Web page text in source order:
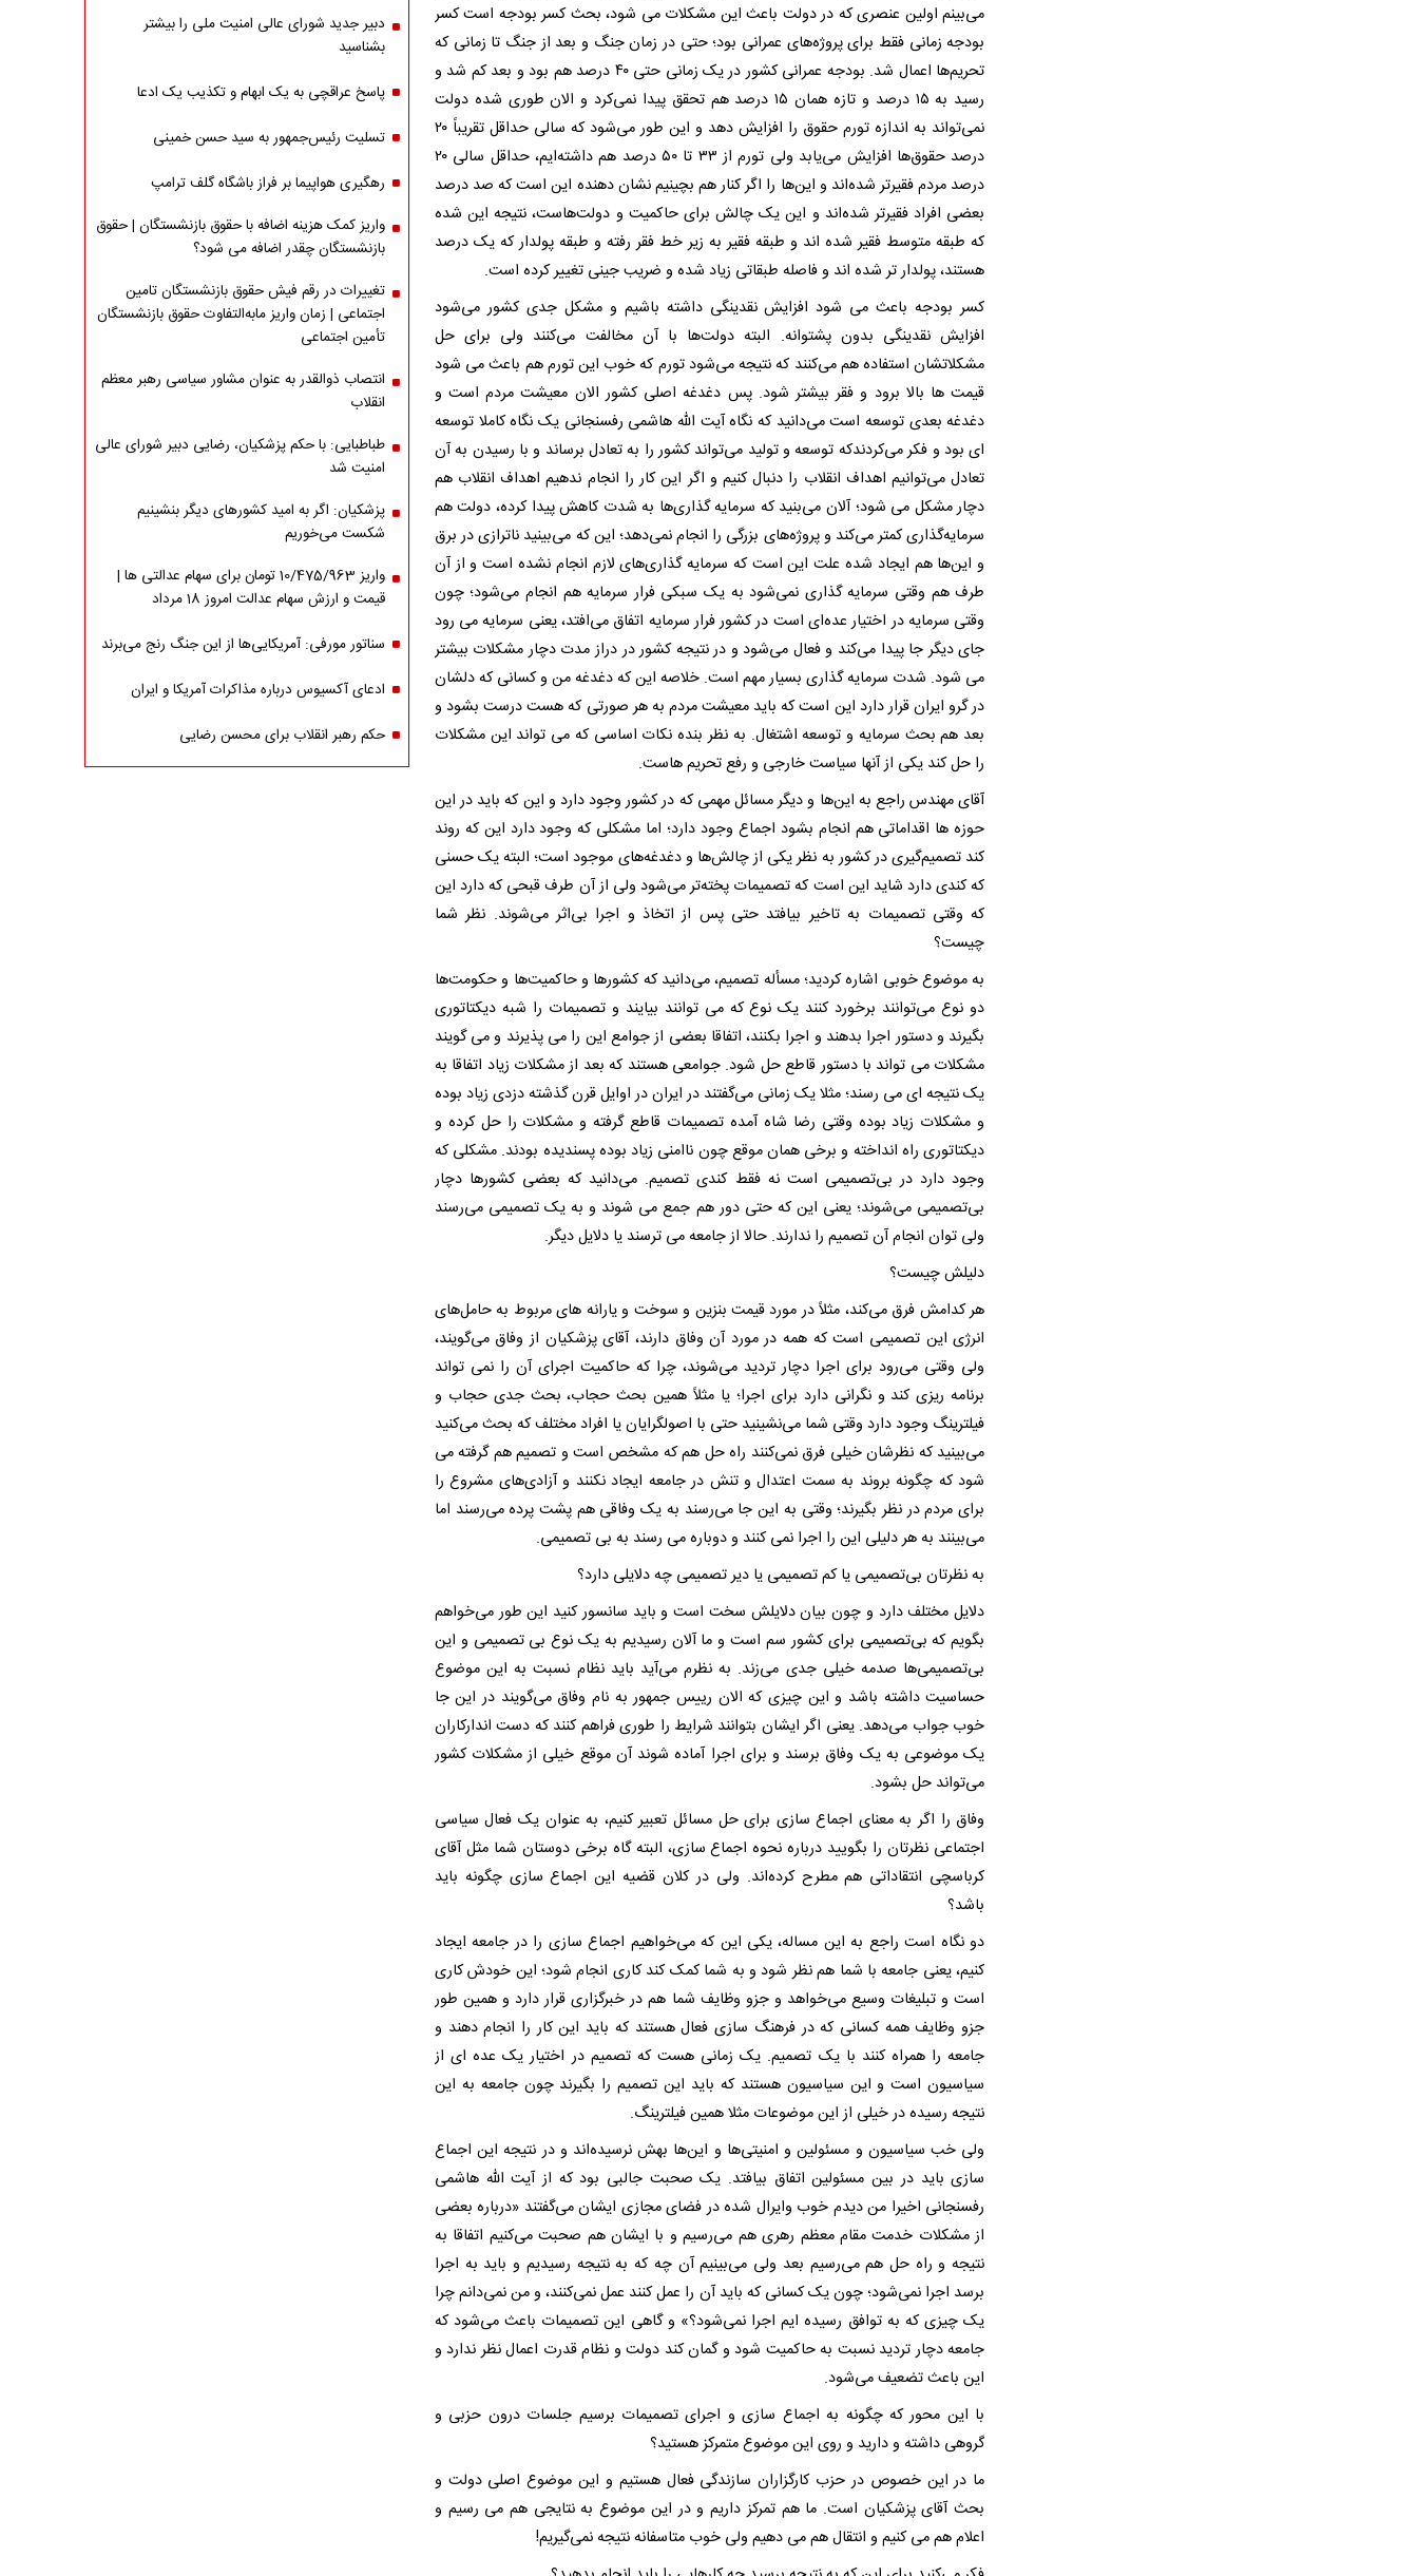
می‌بینم اولین عنصری که در دولت باعث این مشکلات می شود، بحث کسر بودجه است کسر
بودجه زمانی فقط برای پروژه‌های عمرانی بود؛ حتی در زمان جنگ و بعد از جنگ تا زمانی که
تحریم‌ها اعمال شد. بودجه عمرانی کشور در یک زمانی حتی ۴۰ درصد هم بود و بعد کم شد و
رسید به ۱۵ درصد و تازه همان ۱۵ درصد هم تحقق پیدا نمی‌کرد و الان طوری شده دولت
نمی‌تواند به اندازه تورم حقوق را افزایش دهد و این طور می‌شود که سالی حداقل تقریباً ۲۰
درصد حقوق‌ها افزایش می‌یابد ولی تورم از ۳۳ تا ۵۰ درصد هم داشته‌ایم، حداقل سالی ۲۰
درصد مردم فقیرتر شده‌اند و این‌ها را اگر کنار هم بچینیم نشان دهنده این است که صد درصد
بعضی افراد فقیرتر شده‌اند و این یک چالش برای حاکمیت و دولت‌هاست، نتیجه این شده
که طبقه متوسط فقیر شده اند و طبقه فقیر به زیر خط فقر رفته و طبقه پولدار که یک درصد
هستند، پولدار تر شده اند و فاصله طبقاتی زیاد شده و ضریب جینی تغییر کرده است.
کسر بودجه باعث می شود افزایش نقدینگی داشته باشیم و مشکل جدی کشور می‌شود
افزایش نقدینگی بدون پشتوانه. البته دولت‌ها با آن مخالفت می‌کنند ولی برای حل
مشکلاتشان استفاده هم می‌کنند که نتیجه می‌شود تورم که خوب این تورم هم باعث می شود
قیمت ها بالا برود و فقر بیشتر شود. پس دغدغه اصلی کشور الان معیشت مردم است و
دغدغه بعدی توسعه است می‌دانید که نگاه آیت الله هاشمی رفسنجانی یک نگاه کاملا توسعه
ای بود و فکر می‌کردندکه توسعه و تولید می‌تواند کشور را به تعادل برساند و با رسیدن به آن
تعادل می‌توانیم اهداف انقلاب را دنبال کنیم و اگر این کار را انجام ندهیم اهداف انقلاب هم
دچار مشکل می شود؛ آلان می‌بنید که سرمایه گذاری‌ها به شدت کاهش پیدا کرده، دولت هم
سرمایه‌گذاری کمتر می‌کند و پروژه‌های بزرگی را انجام نمی‌دهد؛ این که می‌بینید ناترازی در برق
و این‌ها هم ایجاد شده علت این است که سرمایه گذاری‌های لازم انجام نشده است و از آن
طرف هم وقتی سرمایه گذاری نمی‌شود به یک سبکی فرار سرمایه هم انجام می‌شود؛ چون
وقتی سرمایه در اختیار عده‌ای است در کشور فرار سرمایه اتفاق می‌افتد، یعنی سرمایه می رود
جای دیگر جا پیدا می‌کند و فعال می‌شود و در نتیجه کشور در دراز مدت دچار مشکلات بیشتر
می شود. شدت سرمایه گذاری بسیار مهم است. خلاصه این که دغدغه من و کسانی که دلشان
در گرو ایران قرار دارد این است که باید معیشت مردم به هر صورتی که هست درست بشود و
بعد هم بحث سرمایه و توسعه اشتغال. به نظر بنده نکات اساسی که می تواند این مشکلات
را حل کند یکی از آنها سیاست خارجی و رفع تحریم هاست.
آقای مهندس راجع به این‌ها و دیگر مسائل مهمی که در کشور وجود دارد و این که باید در این
حوزه ها اقداماتی هم انجام بشود اجماع وجود دارد؛ اما مشکلی که وجود دارد این که روند
کند تصمیم‌گیری در کشور به نظر یکی از چالش‌ها و دغدغه‌های موجود است؛ البته یک حسنی
که کندی دارد شاید این است که تصمیمات پخته‌تر می‌شود ولی از آن طرف قبحی که دارد این
که وقتی تصمیمات به تاخیر بیافتد حتی پس از اتخاذ و اجرا بی‌اثر می‌شوند. نظر شما
چیست؟
به موضوع خوبی اشاره کردید؛ مسأله تصمیم، می‌دانید که کشورها و حاکمیت‌ها و حکومت‌ها
دو نوع می‌توانند برخورد کنند یک نوع که می توانند بیایند و تصمیمات را شبه دیکتاتوری
بگیرند و دستور اجرا بدهند و اجرا بکنند، اتفاقا بعضی از جوامع این را می پذیرند و می گویند
مشکلات می تواند با دستور قاطع حل شود. جوامعی هستند که بعد از مشکلات زیاد اتفاقا به
یک نتیجه ای می رسند؛ مثلا یک زمانی می‌گفتند در ایران در اوایل قرن گذشته دزدی زیاد بوده
و مشکلات زیاد بوده وقتی رضا شاه آمده تصمیمات قاطع گرفته و مشکلات را حل کرده و
دیکتاتوری راه انداخته و برخی همان موقع چون ناامنی زیاد بوده پسندیده بودند. مشکلی که
وجود دارد در بی‌تصمیمی است نه فقط کندی تصمیم. می‌دانید که بعضی کشورها دچار
بی‌تصمیمی می‌شوند؛ یعنی این که حتی دور هم جمع می شوند و به یک تصمیمی می‌رسند
ولی توان انجام آن تصمیم را ندارند. حالا از جامعه می ترسند یا دلایل دیگر.
دلیلش چیست؟
هر کدامش فرق می‌کند، مثلاً در مورد قیمت بنزین و سوخت و یارانه های مربوط به حامل‌های
انرژی این تصمیمی است که همه در مورد آن وفاق دارند، آقای پزشکیان از وفاق می‌گویند،
ولی وقتی می‌رود برای اجرا دچار تردید می‌شوند، چرا که حاکمیت اجرای آن را نمی تواند
برنامه ریزی کند و نگرانی دارد برای اجرا؛ یا مثلاً همین بحث حجاب، بحث جدی حجاب و
فیلترینگ وجود دارد وقتی شما می‌نشینید حتی با اصولگرایان یا افراد مختلف که بحث می‌کنید
می‌بینید که نظرشان خیلی فرق نمی‌کنند راه حل هم که مشخص است و تصمیم هم گرفته می
شود که چگونه بروند به سمت اعتدال و تنش در جامعه ایجاد نکنند و آزادی‌های مشروع را
برای مردم در نظر بگیرند؛ وقتی به این جا می‌رسند به یک وفاقی هم پشت پرده می‌رسند اما
می‌بینند به هر دلیلی این را اجرا نمی کنند و دوباره می رسند به بی تصمیمی.
به نظرتان بی‌تصمیمی یا کم تصمیمی یا دیر تصمیمی چه دلایلی دارد؟
دلایل مختلف دارد و چون بیان دلایلش سخت است و باید سانسور کنید این طور می‌خواهم
بگویم که بی‌تصمیمی برای کشور سم است و ما آلان رسیدیم به یک نوع بی تصمیمی و این
بی‌تصمیمی‌ها صدمه خیلی جدی می‌زند. به نظرم می‌آید باید نظام نسبت به این موضوع
حساسیت داشته باشد و این چیزی که الان رییس جمهور به نام وفاق می‌گویند در این جا
خوب جواب می‌دهد. یعنی اگر ایشان بتوانند شرایط را طوری فراهم کنند که دست اندارکاران
یک موضوعی به یک وفاق برسند و برای اجرا آماده شوند آن موقع خیلی از مشکلات کشور
می‌تواند حل بشود.
وفاق را اگر به معنای اجماع سازی برای حل مسائل تعبیر کنیم، به عنوان یک فعال سیاسی
اجتماعی نظرتان را بگویید درباره نحوه اجماع سازی، البته گاه برخی دوستان شما مثل آقای
کرباسچی انتقاداتی هم مطرح کرده‌اند. ولی در کلان قضیه این اجماع سازی چگونه باید
باشد؟
دو نگاه است راجع به این مساله، یکی این که می‌خواهیم اجماع سازی را در جامعه ایجاد
کنیم، یعنی جامعه با شما هم نظر شود و به شما کمک کند کاری انجام شود؛ این خودش کاری
است و تبلیغات وسیع می‌خواهد و جزو وظایف شما هم در خبرگزاری قرار دارد و همین طور
جزو وظایف همه کسانی که در فرهنگ سازی فعال هستند که باید این کار را انجام دهند و
جامعه را همراه کنند با یک تصمیم. یک زمانی هست که تصمیم در اختیار یک عده ای از
سیاسیون است و این سیاسیون هستند که باید این تصمیم را بگیرند چون جامعه به این
نتیجه رسیده در خیلی از این موضوعات مثلا همین فیلترینگ.
ولی خب سیاسیون و مسئولین و امنیتی‌ها و این‌ها بهش نرسیده‌اند و در نتیجه این اجماع
سازی باید در بین مسئولین اتفاق بیافتد. یک صحبت جالبی بود که از آیت الله هاشمی
رفسنجانی اخیرا من دیدم خوب وایرال شده در فضای مجازی ایشان می‌گفتند «درباره بعضی
از مشکلات خدمت مقام معظم رهری هم می‌رسیم و با ایشان هم صحبت می‌کنیم اتفاقا به
نتیجه و راه حل هم می‌رسیم بعد ولی می‌بینیم آن چه که به نتیجه رسیدیم و باید به اجرا
برسد اجرا نمی‌شود؛ چون یک کسانی که باید آن را عمل کنند عمل نمی‌کنند، و من نمی‌دانم چرا
یک چیزی که به توافق رسیده ایم اجرا نمی‌شود؟» و گاهی این تصمیمات باعث می‌شود که
جامعه دچار تردید نسبت به حاکمیت شود و گمان کند دولت و نظام قدرت اعمال نظر ندارد و
این باعث تضعیف می‌شود.
با این محور که چگونه به اجماع سازی و اجرای تصمیمات برسیم جلسات درون حزبی و
گروهی داشته و دارید و روی این موضوع متمرکز هستید؟
ما در این خصوص در حزب کارگزاران سازندگی فعال هستیم و این موضوع اصلی دولت و
بحث آقای پزشکیان است. ما هم تمرکز داریم و در این موضوع به نتایجی هم می رسیم و
اعلام هم می کنیم و انتقال هم می دهیم ولی خوب متاسفانه نتیجه نمی‌گیریم!
دبیر جدید شورای عالی امنیت ملی را بیشتر
بشناسید
پاسخ عراقچی به یک ابهام و تکذیب یک ادعا
تسلیت رئیس‌جمهور به سید حسن خمینی
رهگیری هواپیما بر فراز باشگاه گلف ترامپ
واریز کمک هزینه اضافه با حقوق بازنشستگان | حقوق
بازنشستگان چقدر اضافه می شود؟
تغییرات در رقم فیش حقوق بازنشستگان تامین
اجتماعی | زمان واریز مابه‌التفاوت حقوق بازنشستگان
تأمین اجتماعی
انتصاب ذوالقدر به عنوان مشاور سیاسی رهبر معظم
انقلاب
طباطبایی: با حکم پزشکیان، رضایی دبیر شورای عالی
امنیت شد
پزشکیان: اگر به امید کشورهای دیگر بنشینیم
شکست می‌خوریم
واریز 10/475/963 تومان برای سهام عدالتی ها |
قیمت و ارزش سهام عدالت امروز 18 مرداد
سناتور مورفی: آمریکایی‌ها از این جنگ رنج می‌برند
ادعای آکسیوس درباره مذاکرات آمریکا و ایران
حکم رهبر انقلاب برای محسن رضایی